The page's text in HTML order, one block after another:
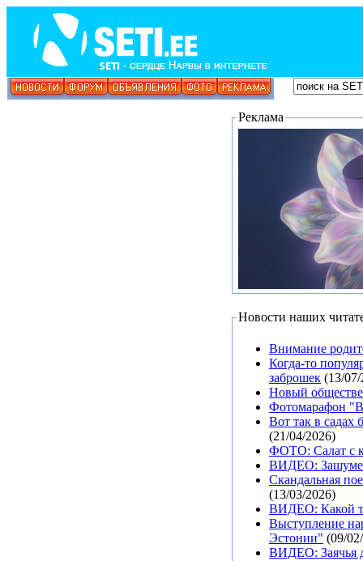
Реклама
Новости наших
Внимание
Когда-то
заброшек (13/
Новый
Фотомарафон
Вот так в садах
(21/04/2026)
ФОТО: Салат с
ВИДЕО:
Скандальная
(13/03/2026)
ВИДЕО: Какой
Выступление
Эстонии" (09/
ВИДЕО: Заячья